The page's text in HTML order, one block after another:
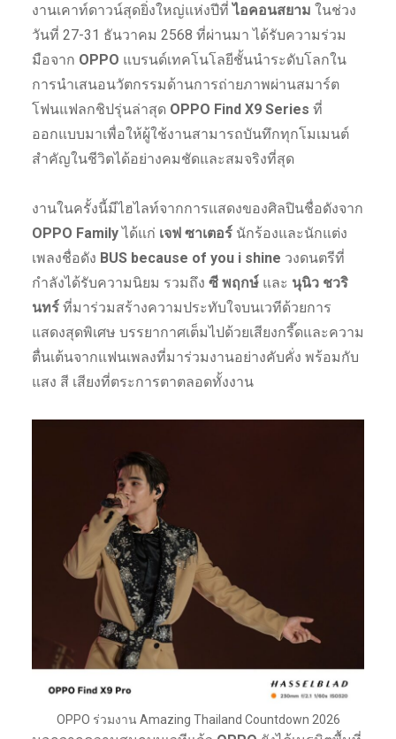
งานเคาท์ดาวน์สุดยิ่งใหญ่แห่งปีที่ไอคอนสยาม ในช่วง
วันที่ 27-31 ธันวาคม 2568 ที่ผ่านมา ได้รับความร่วม
มือจาก OPPO แบรนด์เทคโนโลยีชั้นนำระดับโลกใน
การนำเสนอนวัตกรรมด้านการถ่ายภาพผ่านสมาร์ต
โฟนแฟลกชิปรุ่นล่าสุด OPPO Find X9 Series ที่
ออกแบบมาเพื่อให้ผู้ใช้งานสามารถบันทึกทุกโมเมนต์
สำคัญในชีวิตได้อย่างคมชัดและสมจริงที่สุด
งานในครั้งนี้มีไฮไลท์จากการแสดงของศิลปินชื่อดังจาก
OPPO Familyได้แก่ เจฟ ซาเตอร์นักร้องและนักแต่ง
เพลงชื่อดัง BUS because of you i shine วงดนตรีที่
กำลังได้รับความนิยม รวมถึง ซี พฤกษ์และ นุนิว ชวริ
นทร์ที่มาร่วมสร้างความประทับใจบนเวทีด้วยการ
แสดงสุดพิเศษ บรรยากาศเต็มไปด้วยเสียงกรี๊ดและความ
ตื่นเต้นจากแฟนเพลงที่มาร่วมงานอย่างคับคั่ง พร้อมกับ
แสง สี เสียงที่ตระการตาตลอดทั้งงาน
OPPO ร่วมงาน Amazing Thailand Countdown 2026